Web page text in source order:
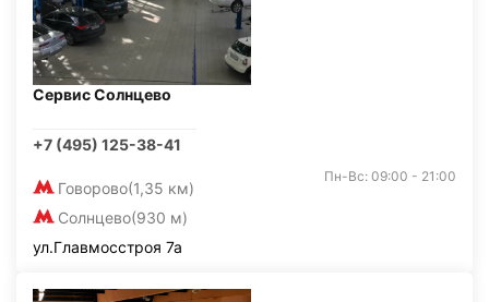
Сервис Солнцево
+7 (495) 125-38-41
Говорово(1,35 км)
Солнцево(930 м)
Пн-Вс: 09:00 - 21:00
ул.Главмосстроя 7а